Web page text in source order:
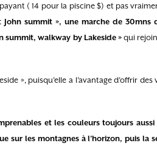
( 14 pour la piscine $) et pas
John summit », une marche de 30mns
summit, walkway by Lakeside »qui
», puisqu’elle a l’avantage d’offrir
et les couleurs toujours
sur les montagnes à l’horizon, puis la